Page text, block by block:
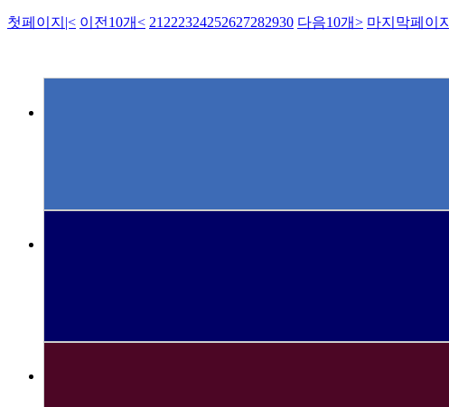
첫페이지 |< 이전10개< 21 222324252627282930 다음10개> 마지막페이지